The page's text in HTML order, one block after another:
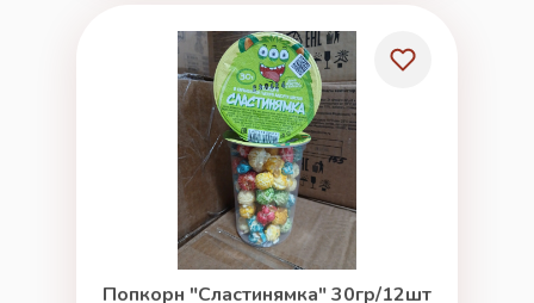
Попкорн "Сластинямка" 30гр/12шт